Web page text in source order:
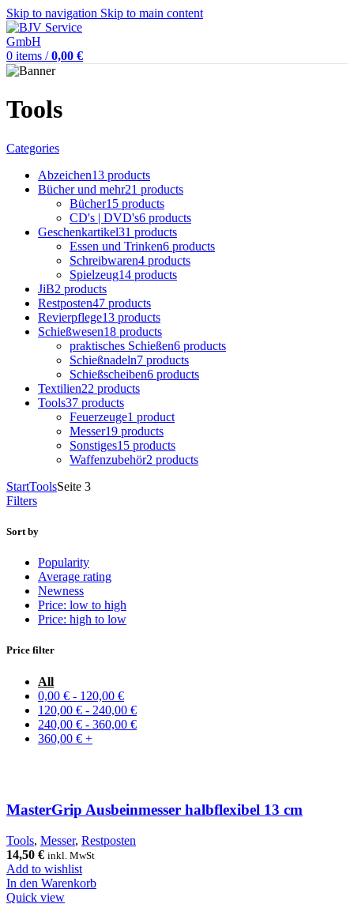
Skip to navigation Skip to main content
0 items / 0,00 €
Tools
Categories
Abzeichen13 products
Bücher und mehr21 products
Bücher15 products
CD's | DVD's6 products
Geschenkartikel31 products
Essen und Trinken6 products
Schreibwaren4 products
Spielzeug14 products
JiB2 products
Restposten47 products
Revierpflege13 products
Schießwesen18 products
praktisches Schießen6 products
Schießnadeln7 products
Schießscheiben6 products
Textilien22 products
Tools37 products
Feuerzeuge1 product
Messer19 products
Sonstiges15 products
Waffenzubehör2 products
StartToolsSeite 3
Filters
Sort by
Popularity
Average rating
Newness
Price: low to high
Price: high to low
Price filter
All
0,00 € - 120,00 €
120,00 € - 240,00 €
240,00 € - 360,00 €
360,00 € +
MasterGrip Ausbeinmesser halbflexibel 13 cm
Tools, Messer, Restposten
14,50 € inkl. MwSt
Add to wishlist
In den Warenkorb
Quick view